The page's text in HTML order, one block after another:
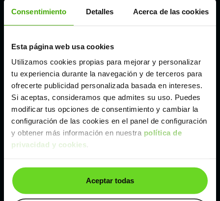
Consentimiento Detalles Acerca de las cookies
Esta página web usa cookies
Utilizamos cookies propias para mejorar y personalizar
tu experiencia durante la navegación y de terceros para
ofrecerte publicidad personalizada basada en intereses.
Si aceptas, consideramos que admites su uso. Puedes
modificar tus opciones de consentimiento y cambiar la
configuración de las cookies en el panel de configuración
y obtener más información en nuestra política de
privacidad y cookies.
Aceptar todas
Córdoba
Madrid
Málaga
Valencia
Zaragoza
Ver Mazda CX-5 de segunda mano y ocasión
Mazda CX-5 de segunda mano y ocasión